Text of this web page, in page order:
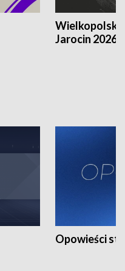
Jarocin 2026
Opowieści